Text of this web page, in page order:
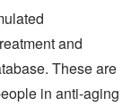
and
These are
in anti-aging